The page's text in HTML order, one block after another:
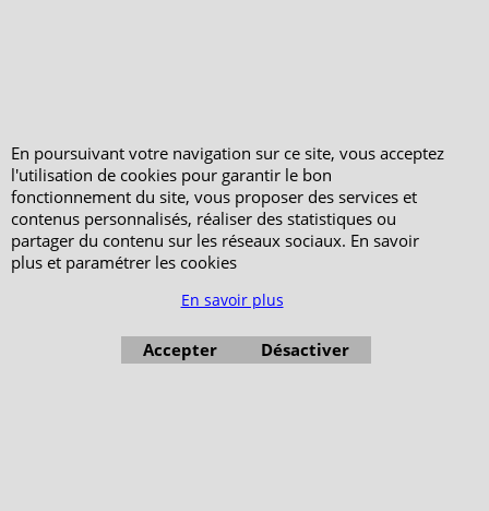
En poursuivant votre navigation sur ce site, vous acceptez
l'utilisation de cookies pour garantir le bon
fonctionnement du site, vous proposer des services et
contenus personnalisés, réaliser des statistiques ou
partager du contenu sur les réseaux sociaux. En savoir
plus et paramétrer les cookies
En savoir plus
Accepter Désactiver